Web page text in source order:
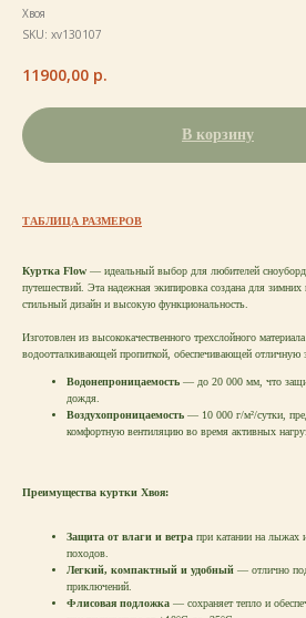
Хвоя
SKU: xv130107
11900,00 р.
В корзину
ТАБЛИЦА РАЗМЕРОВ
Куртка Flow — идеальный выбор для любителей
путешествий. Эта надежная экипировка создана для
стильный дизайн и высокую функциональность.
Изготовлен из высококачественного трехслойного материала
водоотталкивающей пропиткой, обеспечивающей отличную
Водонепроницаемость — до 20 000 мм, что
дождя.
Воздухопроницаемость — 10 000 г/м²/сутки,
комфортную вентиляцию во время активных
Преимущества куртки Хвоя:
Защита от влаги и ветра при катании на лыжах
походов.
Легкий, компактный и удобный — отлично
приключений.
Флисовая подложка — сохраняет тепло и